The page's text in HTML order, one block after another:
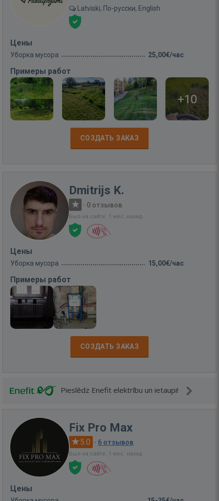
Latviski, По-русски, English
Цены
Уборка мусора 25,00€/час
Примеры работ
+10
СОЗДАТЬ ЗАКАЗ
Dmitrijs K.
· 0 отзывов
Был на сайте: 1 мес. назад
Цены
Уборка мусора 15,00€/час
Примеры работ
СОЗДАТЬ ЗАКАЗ
Pieslēdz Enefit elektrību un ietaupi!
Fix Pro Max
5.0 · 6 отзывов
Был на сайте: 1 мес. назад
Цены